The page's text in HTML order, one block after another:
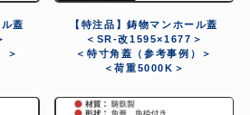
蓋
＞
【特注品】鋳物マンホール蓋
＜SR-改1595×1677＞
＜特寸角蓋（参考事例）＞
＜荷重5000K＞